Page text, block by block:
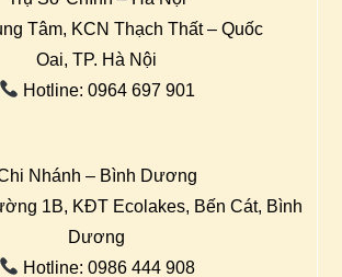
Tâm, KCN Thạch Thất – Quốc
Oai, TP. Hà Nội
Hotline: 0964 697 901
Nhánh – Bình Dương
1B, KĐT Ecolakes, Bến Cát, Bình
Dương
Hotline: 0986 444 908